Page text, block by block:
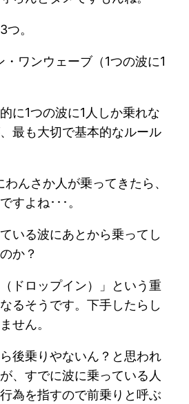
。
・ワンウェーブ（1つの波に1
に1つの波に1人しか乗れな
最も大切で基本的なルール
んさか人が乗ってきたら、
すよね･･･。
いる波にあとから乗ってし
か？
ドロップイン）」という重
るそうです。下手したらし
せん。
後乗りやないん？と思われ
、すでに波に乗っている人
為を指すので前乗りと呼ぶ